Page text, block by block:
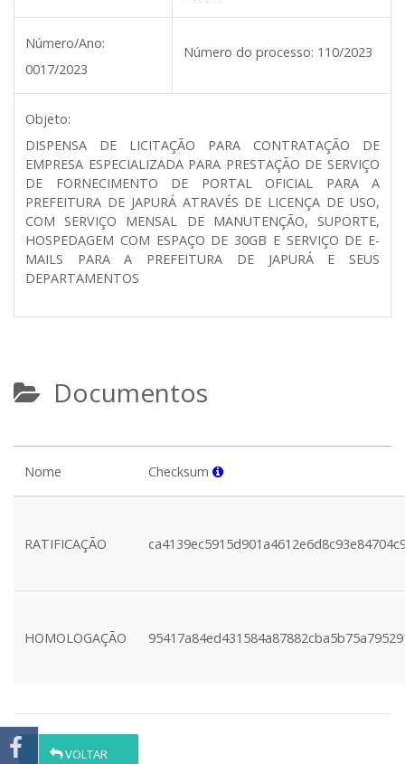
Número/Ano:
0017/2023
Número do processo: 110/2023
Objeto:
DISPENSA DE LICITAÇÃO PARA CONTRATAÇÃO DE
EMPRESA ESPECIALIZADA PARA PRESTAÇÃO DE SERVIÇO
DE FORNECIMENTO DE PORTAL OFICIAL PARA A
PREFEITURA DE JAPURÁ ATRAVÉS DE LICENÇA DE USO,
COM SERVIÇO MENSAL DE MANUTENÇÃO, SUPORTE,
HOSPEDAGEM COM ESPAÇO DE 30GB E SERVIÇO DE E-
MAILS PARA A PREFEITURA DE JAPURÁ E SEUS
DEPARTAMENTOS
Documentos
Nome Checksum
RATIFICAÇÃO
HOMOLOGAÇÃO
VOLTAR